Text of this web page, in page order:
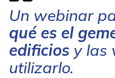
Un webinar
qué es el
edificios y las
utilizarlo.